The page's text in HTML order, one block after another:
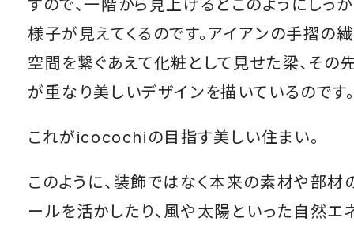
すので、一階から見上げるとこのようにしっ
様子が見えてくるのです。アイアンの手摺の
空間を繋ぐあえて化粧として見せた梁、その
が重なり美しいデザインを描いているのです
これがicocochiの目指す美しい住まい。
このように、装飾ではなく本来の素材や部材
ールを活かしたり、風や太陽といった自然エ